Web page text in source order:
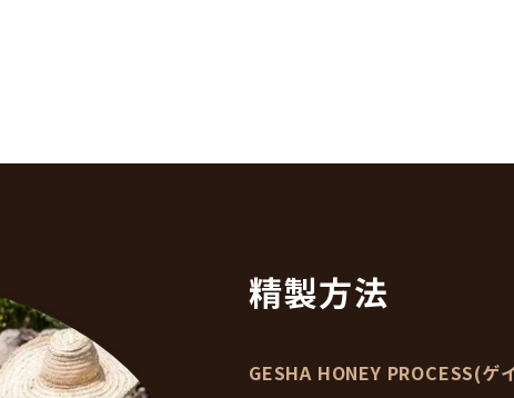
精製方法
GESHA HONEY PROCESS(ゲ